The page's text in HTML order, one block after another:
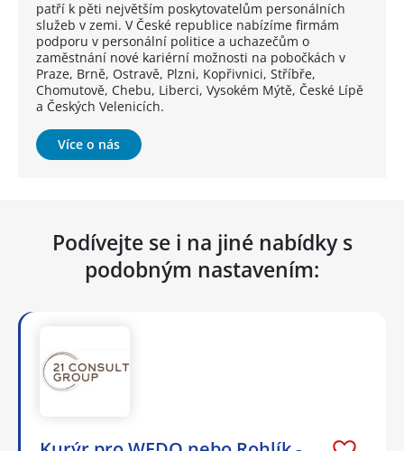
patří k pěti největším poskytovatelům personálních
služeb v zemi. V České republice nabízíme firmám
podporu v personální politice a uchazečům o
zaměstnání nové kariérní možnosti na pobočkách v
Praze, Brně, Ostravě, Plzni, Kopřivnici, Stříbře,
Chomutově, Chebu, Liberci, Vysokém Mýtě, České Lípě
a Českých Velenicích.
Více o nás
Podívejte se i na jiné nabídky s
podobným nastavením: